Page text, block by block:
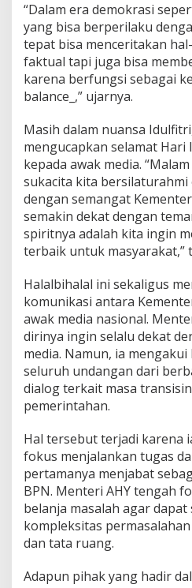
n
r
A
S
a
y
a
I
n
g
i
n
e
l
a
l
u
D
k
a
e
g
a
n
M
e
d
“Dalam era demokrasi
yang bisa berperilaku
tepat bisa menceritakan
faktual tapi juga bisa
karena berfungsi sebagai
balance_,” ujarnya.
Masih dalam nuansa
mengucapkan selamat
kepada awak media.
sukacita kita
dengan semangat
semakin dekat dengan
spiritnya adalah kita ingin
terbaik untuk masyarakat,”
Halalbihalal ini sekaligus
komunikasi antara
awak media nasional.
dirinya ingin selalu dekat
media. Namun, ia
seluruh undangan dari
dialog terkait masa
pemerintahan.
Hal tersebut terjadi karena
fokus menjalankan tugas
pertamanya menjabat
BPN. Menteri AHY tengah
belanja masalah agar
kompleksitas
dan tata ruang.
Adapun pihak yang hadir